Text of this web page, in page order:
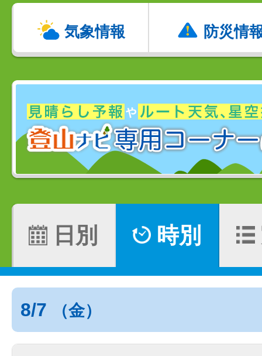
気象情報 防災情
日別 時別
8/7 （金）